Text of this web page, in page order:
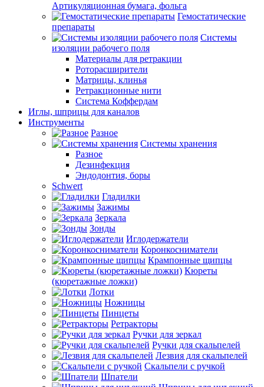
Артикуляционная бумага, фольга
Гемостатические
препараты
Системы
изоляции рабочего поля
Материалы для ретракции
Роторасширители
Матрицы, клинья
Ретракционные нити
Система Коффердам
Иглы, шприцы для каналов
Инструменты
Разное
Системы хранения
Разное
Дезинфекция
Эндодонтия, боры
Schwert
Гладилки
Зажимы
Зеркала
Зонды
Иглодержатели
Коронкосниматели
Крампонные щипцы
Кюреты
(кюретажные ложки)
Лотки
Ножницы
Пинцеты
Ретракторы
Ручки для зеркал
Ручки для скальпелей
Лезвия для скальпелей
Скальпели с ручкой
Шпатели